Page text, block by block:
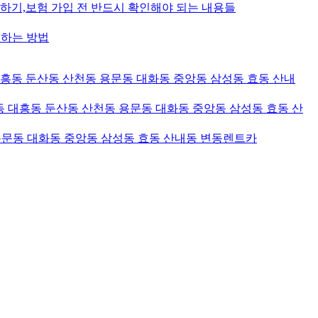
기,보험 가입 전 반드시 확인해야 되는 내용들
는 방법
동 둔산동 산천동 용문동 대화동 중앙동 삼성동 효동 산내
흥동 둔산동 산천동 용문동 대화동 중앙동 삼성동 효동 산
동 대화동 중앙동 삼성동 효동 산내동 변동렌트카